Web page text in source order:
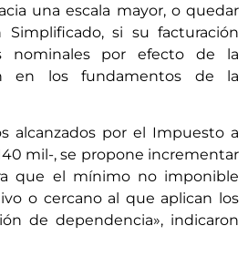
una escala mayor, o quedar
Simplificado, si su facturación
nominales por efecto de la
en los fundamentos de la
alcanzados por el Impuesto a
mil-, se propone incrementar
que el mínimo no imponible
o cercano al que aplican los
de dependencia», indicaron